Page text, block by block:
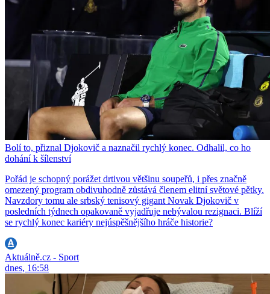
Bolí to, přiznal Djokovič a naznačil rychlý konec. Odhalil, co ho
dohání k šílenství
Pořád je schopný porážet drtivou většinu soupeřů, i přes značně
omezený program obdivuhodně zůstává členem elitní světové pětky.
Navzdory tomu ale srbský tenisový gigant Novak Djokovič v
posledních týdnech opakovaně vyjadřuje nebývalou rezignaci. Blíží
se rychlý konec kariéry nejúspěšnějšího hráče historie?
Aktuálně.cz - Sport
dnes, 16:58